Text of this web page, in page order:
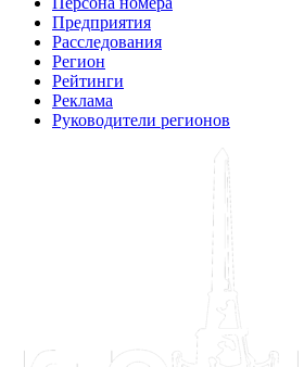
Предприятия
Расследования
Регион
Рейтинги
Реклама
Руководители регионов